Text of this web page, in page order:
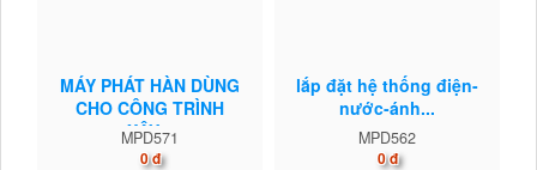
MÁY PHÁT HÀN DÙNG
CHO CÔNG TRÌNH
XÂY...
MPD571
0 đ
lắp đặt hệ thống điện-
nước-ánh...
MPD562
0 đ